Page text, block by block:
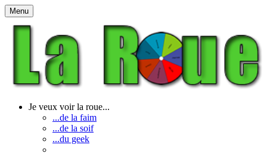
Menu
Je veux voir la roue...
...de la faim
...de la soif
...du geek